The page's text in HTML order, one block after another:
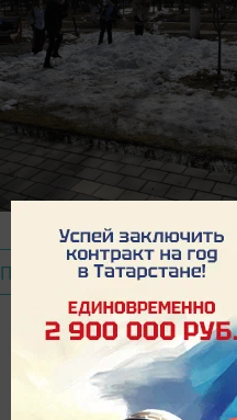
Перейти на страницу новости